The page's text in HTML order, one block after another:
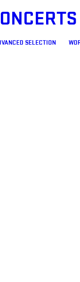
SELECTION